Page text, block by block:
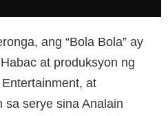
ang “Bola Bola” ay
at produksyon ng
at
sa serye sina Analain